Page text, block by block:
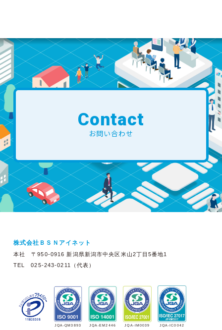
Contact
お問い合わせ
株式会社ＢＳＮアイネット
本社 〒950-0916 新潟県新潟市中央区米山2丁目5番地1
TEL 025-243-0211（代表）
JQA-QM3893 JQA-EM2446 JQA-IM0039 JQA-IC0042